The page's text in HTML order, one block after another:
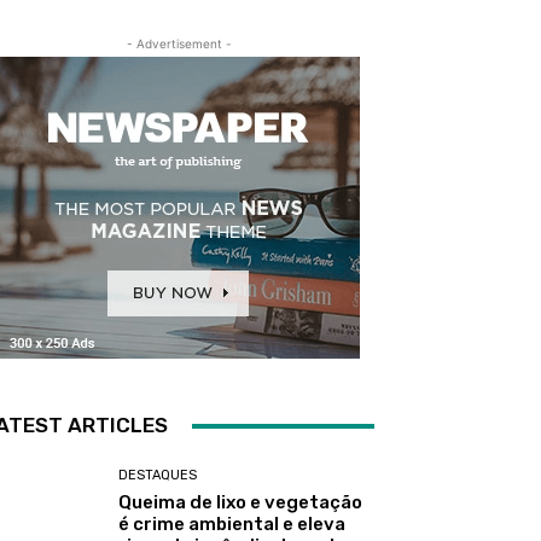
- Advertisement -
ARTICLES
DESTAQUES
Queima de lixo e vegetação
é crime ambiental e eleva